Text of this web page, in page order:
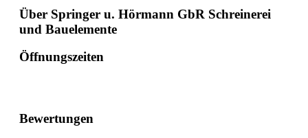
Über Springer u. Hörmann GbR Schreinerei
und Bauelemente
Öffnungszeiten
Bewertungen